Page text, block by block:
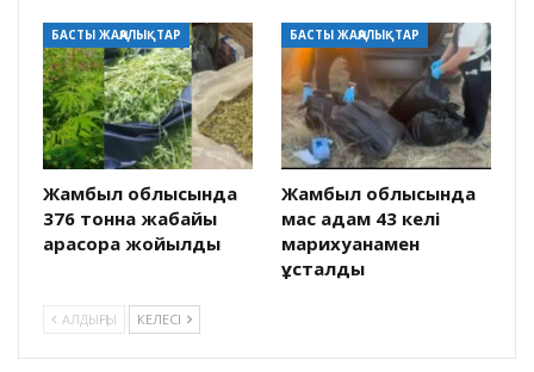
БАСТЫ ЖАҢАЛЫҚТАР
Жамбыл облысында
376 тонна жабайы
қарасора жойылды
БАСТЫ ЖАҢАЛЫҚТАР
Жамбыл облысында
мас адам 43 келі
марихуанамен
ұсталды
АЛДЫҢҒЫ КЕЛЕСІ